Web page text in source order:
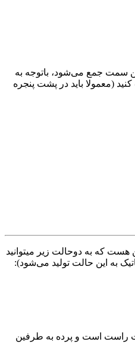
سمت جمع می‌شود، باتوجه به
(معمولا باید در پشت پنجره
که به دوحالت زیر میتوانید
به این حالت تولید می‌شود):
راست است و پرده به طرفین